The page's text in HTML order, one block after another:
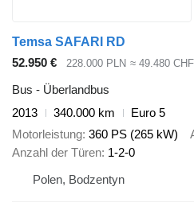
Temsa SAFARI RD
52.950 €
228.000 PLN ≈ 49.480 CHF
Bus - Überlandbus
2013
340.000 km
Euro 5
Motorleistung 360 PS (265 kW)
Anzahl der Türen 1-2-0
Polen, Bodzentyn